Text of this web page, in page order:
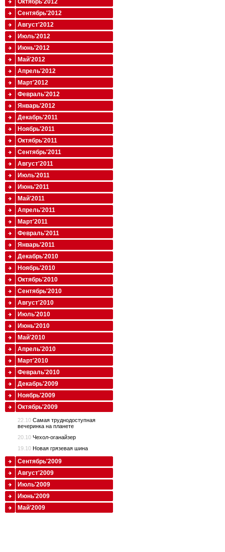
Октябрь'2012
Сентябрь'2012
Август'2012
Июль'2012
Июнь'2012
Май'2012
Апрель'2012
Март'2012
Февраль'2012
Январь'2012
Декабрь'2011
Ноябрь'2011
Октябрь'2011
Сентябрь'2011
Август'2011
Июль'2011
Июнь'2011
Май'2011
Апрель'2011
Март'2011
Февраль'2011
Январь'2011
Декабрь'2010
Ноябрь'2010
Октябрь'2010
Сентябрь'2010
Август'2010
Июль'2010
Июнь'2010
Май'2010
Апрель'2010
Март'2010
Февраль'2010
Декабрь'2009
Ноябрь'2009
Октябрь'2009
22.10 Самая труднодоступная
вечеринка на планете
20.10 Чехол-оганайзер
19.10 Новая грязевая шина
Сентябрь'2009
Август'2009
Июль'2009
Июнь'2009
Май'2009